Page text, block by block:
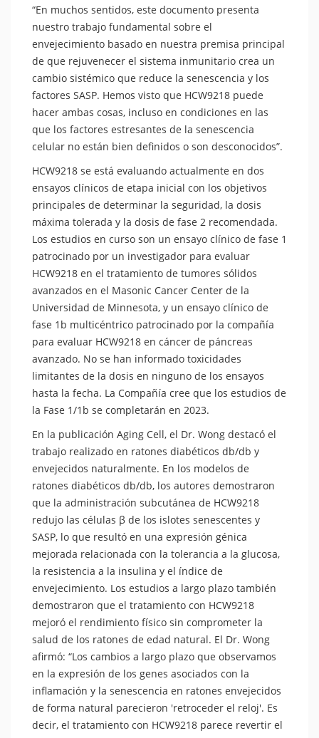
“En muchos sentidos, este documento presenta
nuestro trabajo fundamental sobre el
envejecimiento basado en nuestra premisa principal
de que rejuvenecer el sistema inmunitario crea un
cambio sistémico que reduce la senescencia y los
factores SASP. Hemos visto que HCW9218 puede
hacer ambas cosas, incluso en condiciones en las
que los factores estresantes de la senescencia
celular no están bien definidos o son desconocidos”.
HCW9218 se está evaluando actualmente en dos
ensayos clínicos de etapa inicial con los objetivos
principales de determinar la seguridad, la dosis
máxima tolerada y la dosis de fase 2 recomendada.
Los estudios en curso son un ensayo clínico de fase 1
patrocinado por un investigador para evaluar
HCW9218 en el tratamiento de tumores sólidos
avanzados en el Masonic Cancer Center de la
Universidad de Minnesota, y un ensayo clínico de
fase 1b multicéntrico patrocinado por la compañía
para evaluar HCW9218 en cáncer de páncreas
avanzado. No se han informado toxicidades
limitantes de la dosis en ninguno de los ensayos
hasta la fecha. La Compañía cree que los estudios de
la Fase 1/1b se completarán en 2023.
En la publicación Aging Cell, el Dr. Wong destacó el
trabajo realizado en ratones diabéticos db/db y
envejecidos naturalmente. En los modelos de
ratones diabéticos db/db, los autores demostraron
que la administración subcutánea de HCW9218
redujo las células β de los islotes senescentes y
SASP, lo que resultó en una expresión génica
mejorada relacionada con la tolerancia a la glucosa,
la resistencia a la insulina y el índice de
envejecimiento. Los estudios a largo plazo también
demostraron que el tratamiento con HCW9218
mejoró el rendimiento físico sin comprometer la
salud de los ratones de edad natural. El Dr. Wong
afirmó: “Los cambios a largo plazo que observamos
en la expresión de los genes asociados con la
inflamación y la senescencia en ratones envejecidos
de forma natural parecieron 'retroceder el reloj'. Es
decir, el tratamiento con HCW9218 parece revertir el